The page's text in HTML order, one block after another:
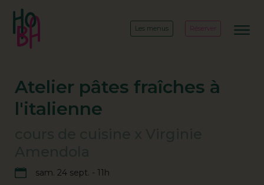
Les menus Réserver
Atelier pâtes fraîches à
l'italienne
sam. 24 sept. - 11h